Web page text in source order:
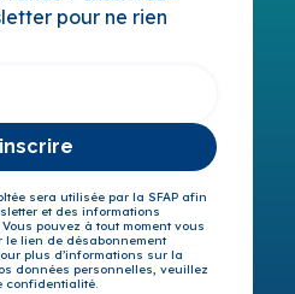
pour ne rien
sera utilisée par la SFAP afin
et des informations
pouvez à tout moment vous
lien de désabonnement
plus d’informations sur la
données personnelles, veuillez
confidentialité.